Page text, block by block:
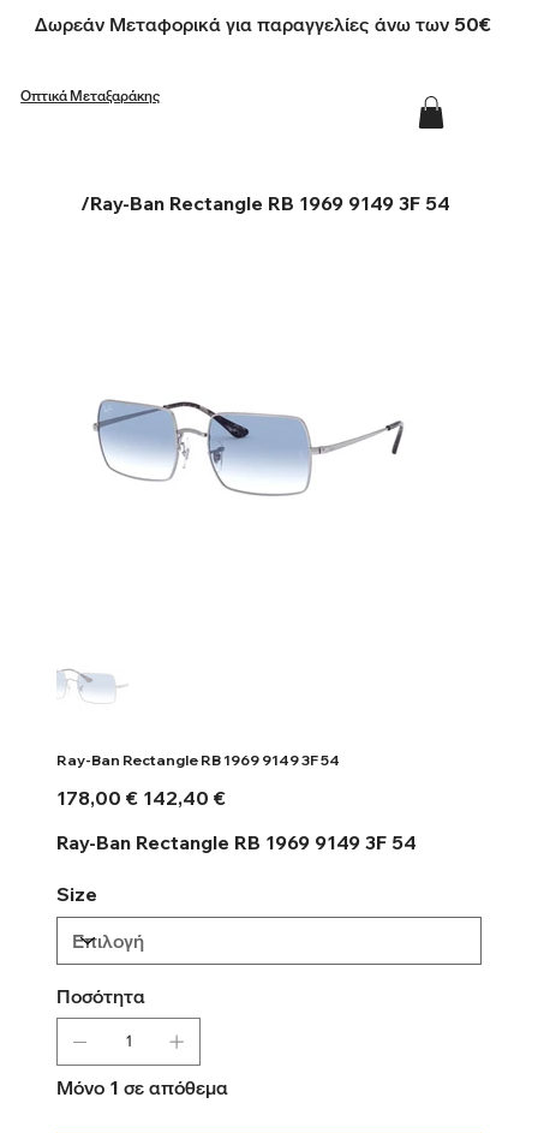
Δωρεάν Μεταφορικά για παραγγελίες άνω των 50€
Οπτικά Μεταξαράκης
/Ray-Ban Rectangle RB 1969 9149 3F 54
Ray-Ban Rectangle RB 1969 9149 3F 54
Αρχική
τιμή
178,00 €
Τιμή
έκπτωσης
142,40 €
Ray-Ban Rectangle RB 1969 9149 3F 54
Size
Ποσότητα
Μόνο 1 σε απόθεμα